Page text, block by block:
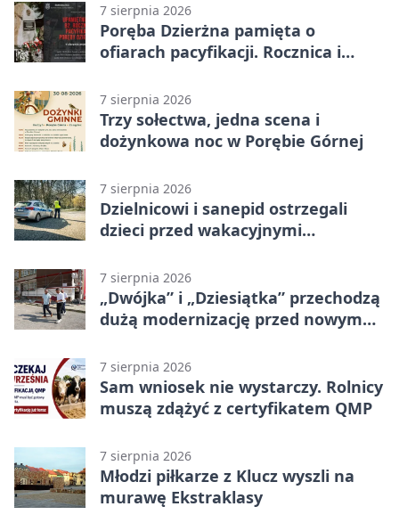
7 sierpnia 2026
Poręba Dzierżna pamięta o
ofiarach pacyfikacji. Rocznica i
7 sierpnia 2026
Trzy sołectwa, jedna scena i
dożynkowa noc w Porębie Górnej
7 sierpnia 2026
Dzielnicowi i sanepid ostrzegali
dzieci przed wakacyjnymi
7 sierpnia 2026
„Dwójka” i „Dziesiątka” przechodzą
dużą modernizację przed nowym
7 sierpnia 2026
Sam wniosek nie wystarczy. Rolnicy
muszą zdążyć z certyfikatem QMP
7 sierpnia 2026
Młodzi piłkarze z Klucz wyszli na
murawę Ekstraklasy